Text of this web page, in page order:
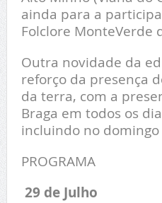
ainda para a
Folclore MonteVerde
Outra novidade da
reforço da presença
da terra, com a
Braga em todos os
incluindo no
PROGRAMA
29 de Julho